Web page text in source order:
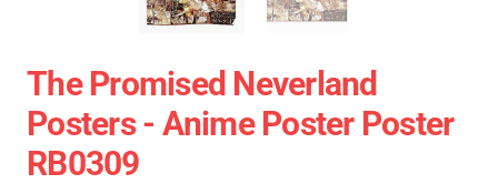
The Promised Neverland
Posters - Anime Poster Poster
RB0309